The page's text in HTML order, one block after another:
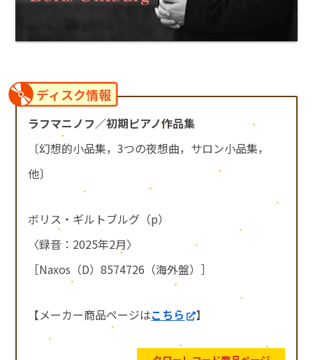
ディスク情報
ラフマニノフ／初期ピアノ作品集
〔幻想的小品集，3つの夜想曲，サロン小品集，
他〕
ボリス・ギルトブルグ（p）
〈録音：2025年2月〉
［Naxos（D）8574726（海外盤）］
【メーカー商品ページはこちら 】